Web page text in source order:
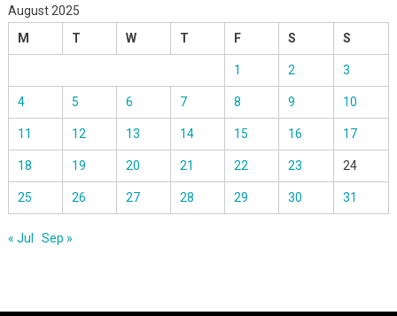
August 2025
M
T W T F S S
1 2 3
4 5 6 7 8 9 10
11 12 13 14 15 16 17
18 19 20 21 22 23 24
25 26 27 28 29 30 31
« Jul Sep »